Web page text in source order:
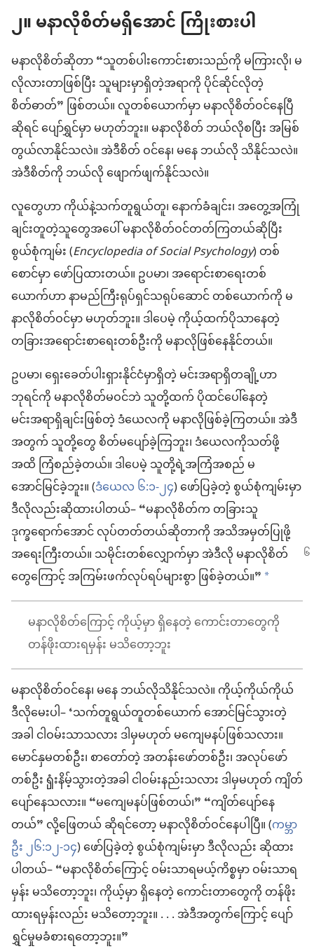
၂။ မနာလိုစိတ်မရှိအောင် ကြိုးစားပါ
မနာလိုစိတ်ဆိုတာ “သူတစ်ပါးကောင်းစားသည်ကို မကြားလို၊ မ
လိုလားတာဖြစ်ပြီး သူများမှာရှိတဲ့အရာကို ပိုင်ဆိုင်လိုတဲ့
စိတ်ဓာတ်” ဖြစ်တယ်။ လူတစ်ယောက်မှာ မနာလိုစိတ်ဝင်နေပြီ
ဆိုရင် ပျော်ရွှင်မှာ မဟုတ်ဘူး။ မနာလိုစိတ် ဘယ်လိုစပြီး အမြစ်
တွယ်လာနိုင်သလဲ။ အဲဒီစိတ် ဝင်နေ၊ မနေ ဘယ်လို သိနိုင်သလဲ။
အဲဒီစိတ်ကို ဘယ်လို ဖျောက်ဖျက်နိုင်သလဲ။
လူတွေဟာ ကိုယ်နဲ့သက်တူရွယ်တူ၊ နောက်ခံချင်း၊ အတွေ့အကြုံ
ချင်းတူတဲ့သူတွေအပေါ် မနာလိုစိတ်ဝင်တတ်ကြတယ်ဆိုပြီး
စွယ်စုံကျမ်း (Encyclopedia of Social Psychology) တစ်
စောင်မှာ ဖော်ပြထားတယ်။ ဥပမာ၊ အရောင်းစာရေးတစ်
ယောက်ဟာ နာမည်ကြီးရုပ်ရှင်သရုပ်ဆောင် တစ်ယောက်ကို မ
နာလိုစိတ်ဝင်မှာ မဟုတ်ဘူး။ ဒါပေမဲ့ ကိုယ့်ထက်ပိုသာနေတဲ့
တခြားအရောင်းစာရေးတစ်ဦးကို မနာလိုဖြစ်နေနိုင်တယ်။
ဥပမာ၊ ရှေးခေတ်ပါးရှားနိုင်ငံမှာရှိတဲ့ မင်းအရာရှိတချို့ဟာ
ဘုရင်ကို မနာလိုစိတ်မဝင်ဘဲ သူတို့ထက် ပိုထင်ပေါ်နေတဲ့
မင်းအရာရှိချင်းဖြစ်တဲ့ ဒံယေလကို မနာလိုဖြစ်ခဲ့ကြတယ်။ အဲဒီ
အတွက် သူတို့တွေ စိတ်မပျော်ခဲ့ကြဘူး၊ ဒံယေလကိုသတ်ဖို့
အထိ ကြံစည်ခဲ့တယ်။ ဒါပေမဲ့ သူတို့ရဲ့အကြံအစည် မ
အောင်မြင်ခဲ့ဘူး။ (ဒံယေလ ၆:၁-၂၄) ဖော်ပြခဲ့တဲ့ စွယ်စုံကျမ်းမှာ
ဒီလိုလည်းဆိုထားပါတယ်– “မနာလိုစိတ်က တခြားသူ
ဒုက္ခရောက်အောင် လုပ်တတ်တယ်ဆိုတာကို အသိအမှတ်ပြုဖို့
အရေးကြီးတယ်။သမိုင်းတစ်လျှောက်မှာ အဲဒီလို မနာလိုစိတ်
တွေကြောင့် အကြမ်းဖက်လုပ်ရပ်များစွာ ဖြစ်ခဲ့တယ်။” *
မနာလိုစိတ်ကြောင့် ကိုယ့်မှာ ရှိနေတဲ့ ကောင်းတာတွေကို
တန်ဖိုးထားရမှန်း မသိတော့ဘူး
မနာလိုစိတ်ဝင်နေ၊ မနေ ဘယ်လိုသိနိုင်သလဲ။ ကိုယ့်ကိုယ်ကိုယ်
ဒီလိုမေးပါ– ‘သက်တူရွယ်တူတစ်ယောက် အောင်မြင်သွားတဲ့
အခါ ငါဝမ်းသာသလား ဒါမှမဟုတ် မကျေမနပ်ဖြစ်သလား။
မောင်နှမတစ်ဦး၊ စာတော်တဲ့ အတန်းဖော်တစ်ဦး၊ အလုပ်ဖော်
တစ်ဦး ၡုံးနိမ့်သွားတဲ့အခါ ငါဝမ်းနည်းသလား ဒါမှမဟုတ် ကျိတ်
ပျော်နေသလား။ “မကျေမနပ်ဖြစ်တယ်၊” “ကျိတ်ပျော်နေ
တယ်” လို့ဖြေတယ် ဆိုရင်တော့ မနာလိုစိတ်ဝင်နေပါပြီ။ (ကမ္ဘာ
ဦး ၂၆:၁၂-၁၄) ဖော်ပြခဲ့တဲ့ စွယ်စုံကျမ်းမှာ ဒီလိုလည်း ဆိုထား
ပါတယ်– “မနာလိုစိတ်ကြောင့် ဝမ်းသာရမယ့်ကိစ္စမှာ ဝမ်းသာရ
မှန်း မသိတော့ဘူး၊ ကိုယ့်မှာ ရှိနေတဲ့ ကောင်းတာတွေကို တန်ဖိုး
ထားရမှန်းလည်း မသိတော့ဘူး။ . . . အဲဒီအတွက်ကြောင့် ပျော်
ရွှင်မှုမခံစားရတော့ဘူး။”